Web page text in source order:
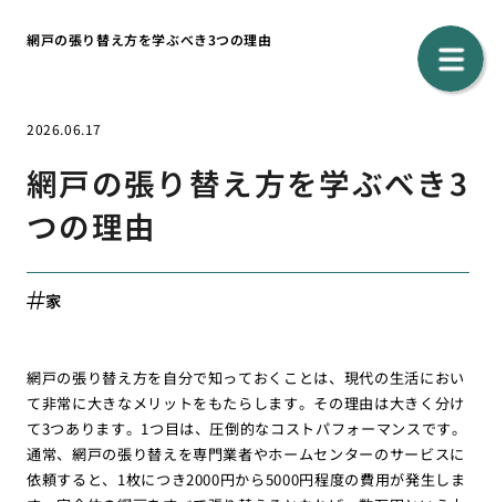
網戸の張り替え方を学ぶべき3つの理由
2026.06.17
網戸の張り替え方を学ぶべき3
つの理由
家
網戸の張り替え方を自分で知っておくことは、現代の生活におい
て非常に大きなメリットをもたらします。その理由は大きく分け
て3つあります。1つ目は、圧倒的なコストパフォーマンスです。
通常、網戸の張り替えを専門業者やホームセンターのサービスに
依頼すると、1枚につき2000円から5000円程度の費用が発生しま